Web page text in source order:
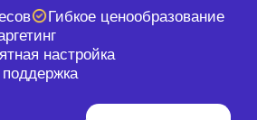
Гибкое ценообразование
настройка